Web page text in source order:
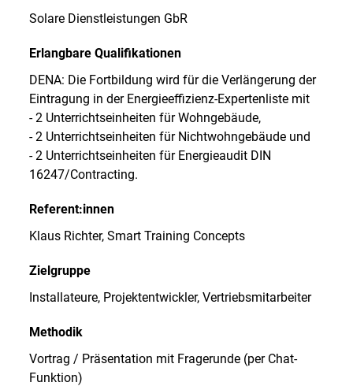
Solare Dienstleistungen GbR
Erlangbare Qualifikationen
DENA: Die Fortbildung wird für die Verlängerung der
Eintragung in der Energieeffizienz-Expertenliste mit
- 2 Unterrichtseinheiten für Wohngebäude,
- 2 Unterrichtseinheiten für Nichtwohngebäude und
- 2 Unterrichtseinheiten für Energieaudit DIN
16247/Contracting.
Referent:innen
Klaus Richter, Smart Training Concepts
Zielgruppe
Installateure, Projektentwickler, Vertriebsmitarbeiter
Methodik
Vortrag / Präsentation mit Fragerunde (per Chat-
Funktion)